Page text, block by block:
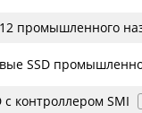
промышленного
SSD
контроллером SMI